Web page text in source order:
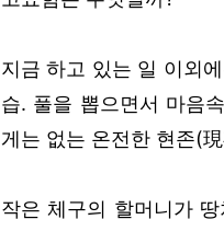
지금 하고 있는 일 이외
습. 풀을 뽑으면서 마음
게는 없는 온전한 현존(
작은 체구의 할머니가